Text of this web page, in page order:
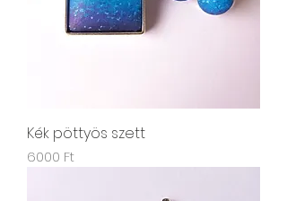
Kék pöttyös szett
Ár
6000 Ft